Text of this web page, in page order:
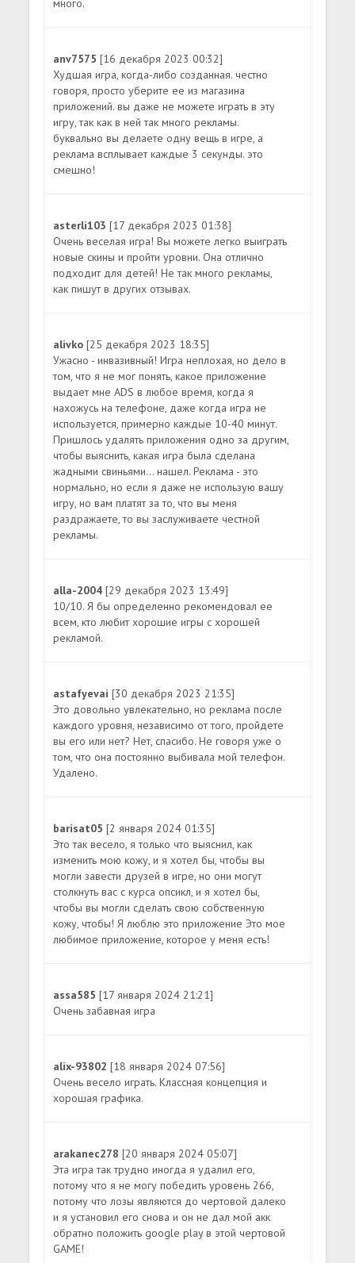
много.
anv7575[16 декабря 2023 00:32]
Худшая игра, когда-либо созданная. честно
говоря, просто уберите ее из магазина
приложений. вы даже не можете играть в эту
игру, так как в ней так много рекламы.
буквально вы делаете одну вещь в игре, а
реклама всплывает каждые 3 секунды. это
смешно!
asterli103[17 декабря 2023 01:38]
Очень веселая игра! Вы можете легко выиграть
новые скины и пройти уровни. Она отлично
подходит для детей! Не так много рекламы,
как пишут в других отзывах.
alivko[25 декабря 2023 18:35]
Ужасно - инвазивный! Игра неплохая, но дело в
том, что я не мог понять, какое приложение
выдает мне ADS в любое время, когда я
нахожусь на телефоне, даже когда игра не
используется, примерно каждые 10-40 минут.
Пришлось удалять приложения одно за другим,
чтобы выяснить, какая игра была сделана
жадными свиньями... нашел. Реклама - это
нормально, но если я даже не использую вашу
игру, но вам платят за то, что вы меня
раздражаете, то вы заслуживаете честной
рекламы.
alla-2004[29 декабря 2023 13:49]
10/10. Я бы определенно рекомендовал ее
всем, кто любит хорошие игры с хорошей
рекламой.
astafyevai[30 декабря 2023 21:35]
Это довольно увлекательно, но реклама после
каждого уровня, независимо от того, пройдете
вы его или нет? Нет, спасибо. Не говоря уже о
том, что она постоянно выбивала мой телефон.
Удалено.
barisat05[2 января 2024 01:35]
Это так весело, я только что выяснил, как
изменить мою кожу, и я хотел бы, чтобы вы
могли завести друзей в игре, но они могут
столкнуть вас с курса опсикл, и я хотел бы,
чтобы вы могли сделать свою собственную
кожу, чтобы! Я люблю это приложение Это мое
любимое приложение, которое у меня есть!
assa585[17 января 2024 21:21]
Очень забавная игра
alix-93802[18 января 2024 07:56]
Очень весело играть. Классная концепция и
хорошая графика.
arakanec278[20 января 2024 05:07]
Эта игра так трудно иногда я удалил его,
потому что я не могу победить уровень 266,
потому что лозы являются до чертовой далеко
и я установил его снова и он не дал мой акк
обратно положить google play в этой чертовой
GAME!